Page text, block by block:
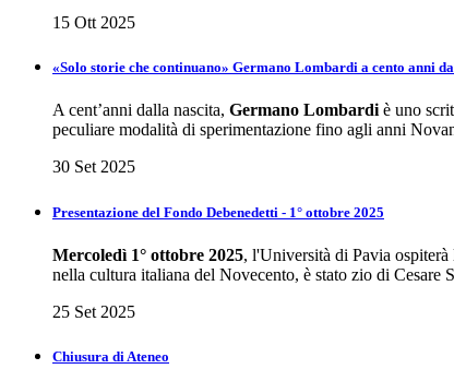
15 Ott 2025
«Solo storie che continuano» Germano Lombardi a cento anni
A cent’anni dalla nascita, Germano Lombardiè uno
peculiare modalità di sperimentazione fino agli anni
30 Set 2025
Presentazione del Fondo Debenedetti - 1° ottobre 2025
Mercoledì 1° ottobre 2025, l'Università di Pavia ospiterà
nella cultura italiana del Novecento, è stato zio di Cesare
25 Set 2025
Chiusura di Ateneo